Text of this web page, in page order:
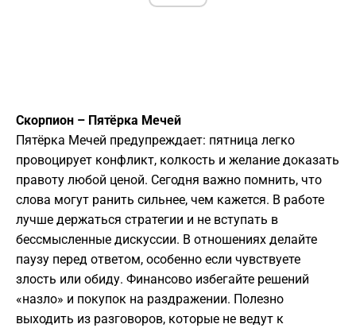
Скорпион – Пятёрка Мечей
Пятёрка Мечей предупреждает: пятница легко
провоцирует конфликт, колкость и желание доказать
правоту любой ценой. Сегодня важно помнить, что
слова могут ранить сильнее, чем кажется. В работе
лучше держаться стратегии и не вступать в
бессмысленные дискуссии. В отношениях делайте
паузу перед ответом, особенно если чувствуете
злость или обиду. Финансово избегайте решений
«назло» и покупок на раздражении. Полезно
выходить из разговоров, которые не ведут к